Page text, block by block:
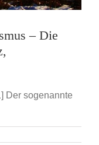
– Die
Der sogenannte